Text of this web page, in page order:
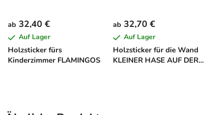
Holzsticker fürs
Kinderzimmer FLAMINGOS
ab 32,40 €
Auf Lager
Holzsticker für die Wand
KLEINER HASE AUF DER
ab 32,70 €
Auf Lager